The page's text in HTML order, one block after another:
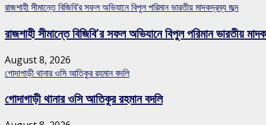
রাজশাহী সীমান্তে বিজিবি’র সফল অভিযানে বিপুল পরিমান ভারতীয় মাদকদ্রব্য জব্দ
রাজশাহী সীমান্তে বিজিবি’র সফল অভিযানে বিপুল পরিমান ভারতীয়
August 8, 2026
গোদাগাড়ী থানার ওসি আতিকুর রহমান বদলি
গোদাগাড়ী থানার ওসি আতিকুর রহমান বদলি